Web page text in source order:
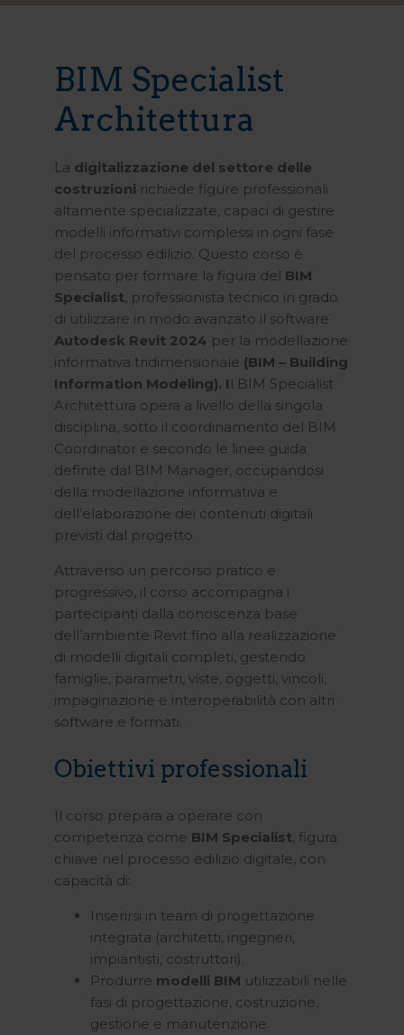
BIM Specialist
Architettura
La digitalizzazione del settore delle
costruzioni richiede figure professionali
altamente specializzate, capaci di gestire
modelli informativi complessi in ogni fase
del processo edilizio. Questo corso è
pensato per formare la figura del BIM
Specialist , professionista tecnico in grado
di utilizzare in modo avanzato il software
Autodesk Revit 2024 per la modellazione
informativa tridimensionale (BIM – Building
Information Modeling). I l BIM Specialist
Architettura opera a livello della singola
disciplina, sotto il coordinamento del BIM
Coordinator e secondo le linee guida
definite dal BIM Manager, occupandosi
della modellazione informativa e
dell’elaborazione dei contenuti digitali
previsti dal progetto.
Attraverso un percorso pratico e
progressivo, il corso accompagna i
partecipanti dalla conoscenza base
dell’ambiente Revit fino alla realizzazione
di modelli digitali completi, gestendo
famiglie, parametri, viste, oggetti, vincoli,
impaginazione e interoperabilità con altri
software e formati.
Obiettivi professionali
Il corso prepara a operare con
competenza come BIM Specialist , figura
chiave nel processo edilizio digitale, con
capacità di:
Inserirsi in team di progettazione
integrata (architetti, ingegneri,
impiantisti, costruttori).
Produrre modelli BIM utilizzabili nelle
fasi di progettazione, costruzione,
gestione e manutenzione.